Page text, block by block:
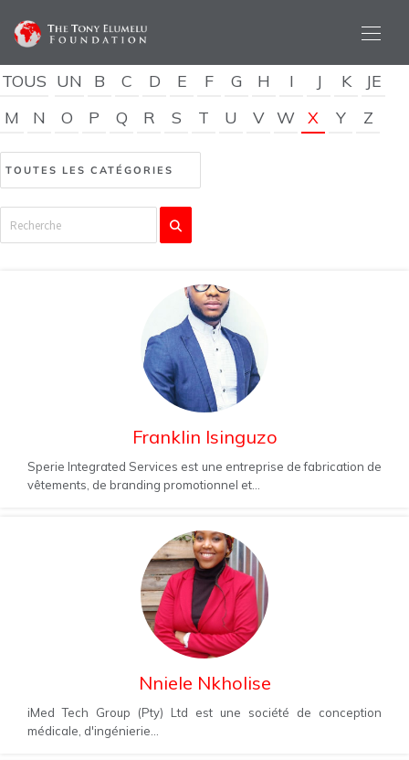
TOUS UN B C D E F G H I J K
JE
M
N O P Q R S T U V W X Y Z
Franklin Isinguzo
Sperie Integrated Services est une entreprise de fabrication de
vêtements, de branding promotionnel et...
Nniele Nkholise
iMed Tech Group (Pty) Ltd est une société de conception
médicale, d'ingénierie...